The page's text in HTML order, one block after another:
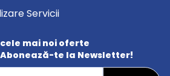
Servicii
mai noi oferte
te la Newsletter!